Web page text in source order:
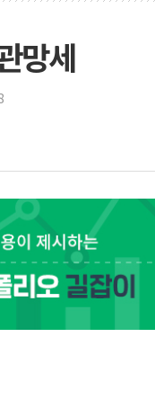
뉴욕증
[인도증
러, 1인
[베트남
'월가의
양주 섬유
김정관 산
해군 1함
[3보] 북,
우크라
주한미
망세